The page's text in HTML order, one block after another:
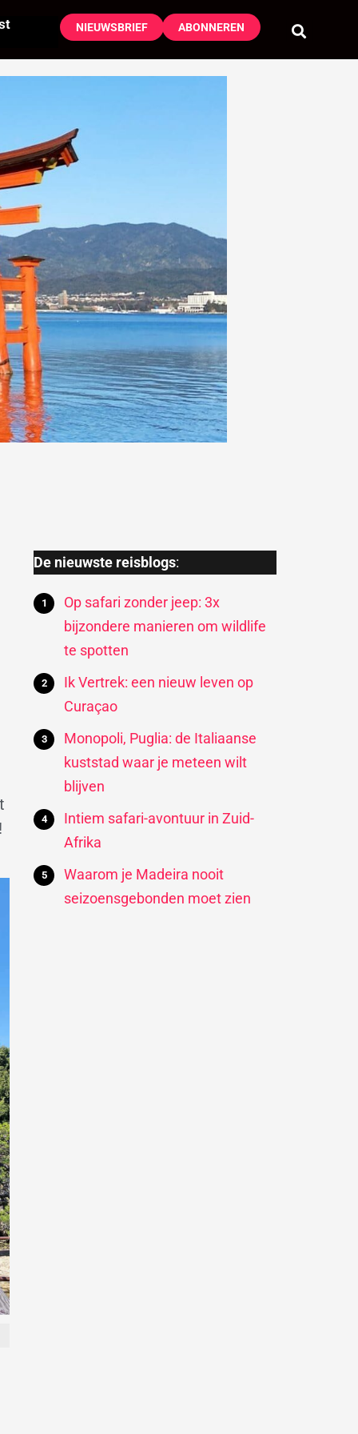
ABONNEREN
NIEUWSBRIEF
De nieuwste reisblogs:
Op safari zonder jeep: 3x
bijzondere manieren om wildlife
te spotten
Ik Vertrek: een nieuw leven op
Curaçao
Monopoli, Puglia: de Italiaanse
kuststad waar je meteen wilt
blijven
Intiem safari-avontuur in Zuid-
Afrika
Waarom je Madeira nooit
seizoensgebonden moet zien